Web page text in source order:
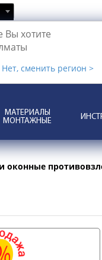
Вы хотите
Нет, сменить регион >
И
МАТЕРИАЛЫ
МОНТАЖНЫЕ
оконные